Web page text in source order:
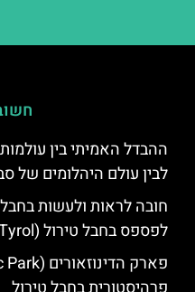
ההבדל האמיתי בין
לבין עולם היהלומים של
חובה לראות ולעשות
לפספס בחבל טירול (Tyrol)